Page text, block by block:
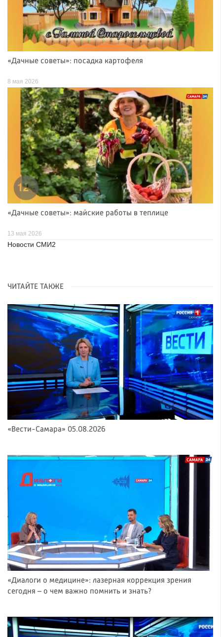
«Дачные советы»: посадка картофеля
8 мая 2026
«Дачные советы»: майские работы в теплице
13 мая 2026
Новости СМИ2
ЧИТАЙТЕ ТАКЖЕ
«Вести-Самара» 05.08.2026
«Диалоги о медицине»: лазерная коррекция зрения
сегодня – о чем важно помнить и знать?